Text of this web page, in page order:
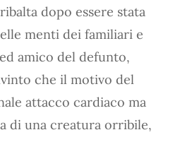
dopo essere stata
menti dei familiari e
amico del defunto,
che il motivo del
attacco cardiaco ma
di una creatura orribile,